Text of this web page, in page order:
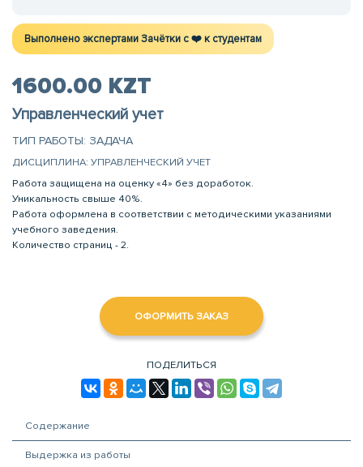
Выполнено экспертами Зачётки c ❤️ к студентам
1600.00 KZT
Управленческий учет
ТИП РАБОТЫ: ЗАДАЧА
ДИСЦИПЛИНА: УПРАВЛЕНЧЕСКИЙ УЧЕТ
Работа защищена на оценку «4» без доработок.
Уникальность свыше 40%.
Работа оформлена в соответствии с методическими указаниями
учебного заведения.
Количество страниц - 2.
ОФОРМИТЬ ЗАКАЗ
ПОДЕЛИТЬСЯ
Содержание
Выдержка из работы